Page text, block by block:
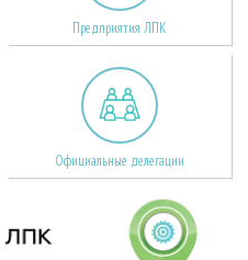
Предприятия ЛПК
Официальные делегации